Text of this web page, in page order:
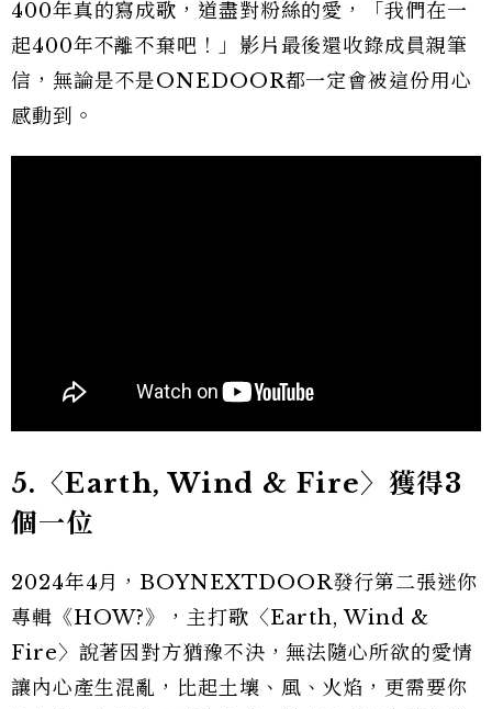
400年真的寫成歌，道盡對粉絲的愛，「我們在一
起400年不離不棄吧！」影片最後還收錄成員親筆
信，無論是不是ONEDOOR都一定會被這份用心
感動到。
5.〈Earth, Wind & Fire〉獲得3
個一位
2024年4月，BOYNEXTDOOR發行第二張迷你
專輯《HOW?》，主打歌〈Earth, Wind &
Fire〉說著因對方猶豫不決，無法隨心所欲的愛情
讓內心產生混亂，比起土壤、風、火焰，更需要你